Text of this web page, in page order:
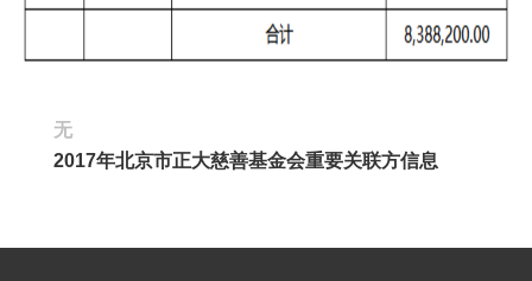
无
2017年北京市正大慈善基金会重要关联方信息